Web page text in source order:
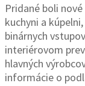
Pridané boli
kuchyni a
binárnych
interiérovom
hlavných
informácie o